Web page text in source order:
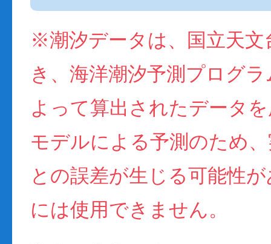
※潮汐データは、国立天文
き、海洋潮汐予測プログ
よって算出されたデータ
モデルによる予測のため
との誤差が生じる可能性
には使用できません。